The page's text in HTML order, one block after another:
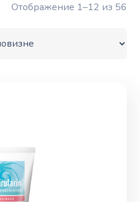
Отображение 1–12 из 56